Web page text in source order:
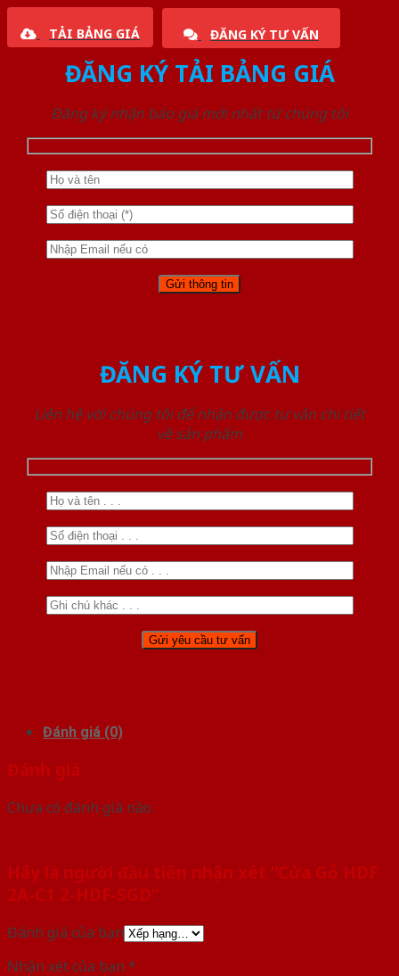
TẢI BẢNG GIÁ ĐĂNG KÝ TƯ VẤN
ĐĂNG KÝ TẢI BẢNG GIÁ
Đăng ký nhận báo giá mới nhất từ chúng tôi
ĐĂNG KÝ TƯ VẤN
Liên hệ với chúng tôi để nhận được tư vấn chi tiết
về sản phẩm
Đánh giá (0)
Đánh giá
Chưa có đánh giá nào.
Hãy là người đầu tiên nhận xét “Cửa Gỗ HDF
2A-C1 2-HDF-SGD”
Đánh giá của bạn
Nhận xét của bạn *